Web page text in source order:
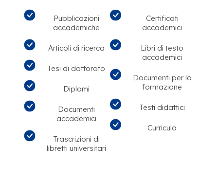
Pubblicazioni
accademiche
Articoli di ricerca
Tesi di dottorato
Diplomi
Documenti
accademici
Trascrizioni di
libretti universitari
Certificati
accademici
Libri di testo
accademici
Documenti per la
formazione
Testi didattici
Curricula